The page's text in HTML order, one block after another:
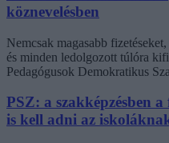
köznevelésben
Nemcsak magasabb
és minden ledolgozott túlóra
Pedagógusok Demokratikus
PSZ: a szakképzésben
is kell adni az